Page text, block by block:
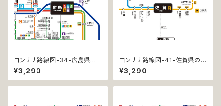
ヨンナナ路線図-34-広島県の
鉄道 (Hiroshima / デジタル /
LT-NC)
¥3,290
ヨンナナ路線図-41-佐賀県の鉄
道 (Saga / デジタル / LT-NC)
¥3,290